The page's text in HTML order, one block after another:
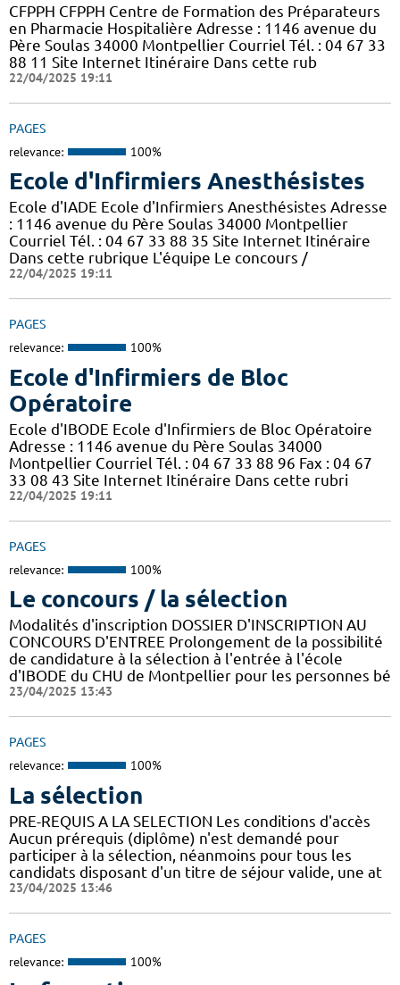
CFPPH CFPPH Centre de Formation des Préparateurs
en Pharmacie Hospitalière Adresse : 1146 avenue du
Père Soulas 34000 Montpellier Courriel Tél. : 04 67 33
88 11 Site Internet Itinéraire Dans cette rub
22/04/2025 19:11
PAGES
relevance: 100%
Ecole d'Infirmiers Anesthésistes
Ecole d'IADE Ecole d'Infirmiers Anesthésistes Adresse
: 1146 avenue du Père Soulas 34000 Montpellier
Courriel Tél. : 04 67 33 88 35 Site Internet Itinéraire
Dans cette rubrique L'équipe Le concours /
22/04/2025 19:11
PAGES
relevance: 100%
Ecole d'Infirmiers de Bloc
Opératoire
Ecole d'IBODE Ecole d'Infirmiers de Bloc Opératoire
Adresse : 1146 avenue du Père Soulas 34000
Montpellier Courriel Tél. : 04 67 33 88 96 Fax : 04 67
33 08 43 Site Internet Itinéraire Dans cette rubri
22/04/2025 19:11
PAGES
relevance: 100%
Le concours / la sélection
Modalités d'inscription DOSSIER D'INSCRIPTION AU
CONCOURS D'ENTREE Prolongement de la possibilité
de candidature à la sélection à l'entrée à l'école
d'IBODE du CHU de Montpellier pour les personnes bé
23/04/2025 13:43
PAGES
relevance: 100%
La sélection
PRE-REQUIS A LA SELECTION Les conditions d'accès
Aucun prérequis (diplôme) n'est demandé pour
participer à la sélection, néanmoins pour tous les
candidats disposant d'un titre de séjour valide, une at
23/04/2025 13:46
PAGES
relevance: 100%